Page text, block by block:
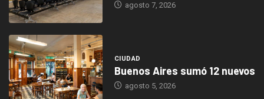
agosto 7, 2026
CIUDAD
Buenos Aires sumó 12 nuevos
agosto 5, 2026